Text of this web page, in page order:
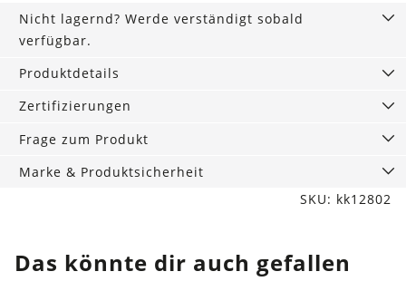
cm
Menge
Nicht lagernd? Werde verständigt sobald
verfügbar.
Produktdetails
Zertifizierungen
Frage zum Produkt
Marke & Produktsicherheit
SKU: kk12802
Das könnte dir auch gefallen